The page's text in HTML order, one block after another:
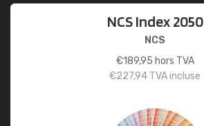
NCS Index 2050
NCS
€189,95 hors TVA
€227,94 TVA incluse